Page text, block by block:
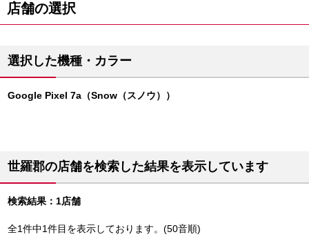
店舗の選択
選択した機種・カラー
Google Pixel 7a（Snow（スノウ））
世羅郡の店舗を検索した結果を表示しています
検索結果：1店舗
全1件中1件目を表示しております。(50音順)